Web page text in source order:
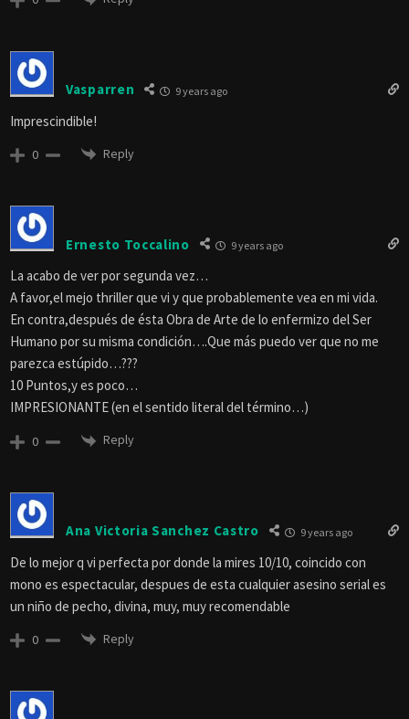
Vasparren 9 years ago
Imprescindible!
0 Reply
Ernesto Toccalino 9 years ago
La acabo de ver por segunda vez…
A favor,el mejo thriller que vi y que probablemente vea en mi vida.
En contra,después de ésta Obra de Arte de lo enfermizo del Ser
Humano por su misma condición….Que más puedo ver que no me
parezca estúpido…???
10 Puntos,y es poco…
IMPRESIONANTE (en el sentido literal del término…)
0 Reply
Ana Victoria Sanchez Castro 9 years ago
De lo mejor q vi perfecta por donde la mires 10/10, coincido con
mono es espectacular, despues de esta cualquier asesino serial es
un niño de pecho, divina, muy, muy recomendable
0 Reply